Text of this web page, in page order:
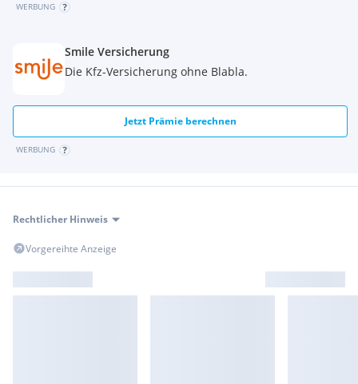
WERBUNG
Smile Versicherung
Die Kfz-Versicherung ohne Blabla.
Jetzt Prämie berechnen
WERBUNG
Rechtlicher Hinweis
Vorgereihte Anzeige